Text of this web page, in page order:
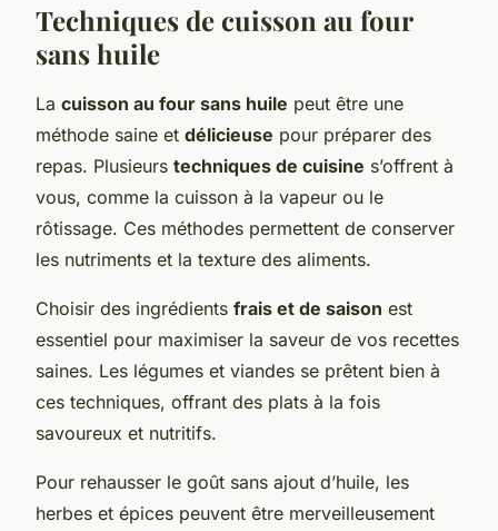
Techniques de cuisson au four
sans huile
La cuisson au four sans huile peut être une
méthode saine et délicieuse pour préparer des
repas. Plusieurs techniques de cuisine s’offrent à
vous, comme la cuisson à la vapeur ou le
rôtissage. Ces méthodes permettent de conserver
les nutriments et la texture des aliments.
Choisir des ingrédients frais et de saison est
essentiel pour maximiser la saveur de vos recettes
saines. Les légumes et viandes se prêtent bien à
ces techniques, offrant des plats à la fois
savoureux et nutritifs.
Pour rehausser le goût sans ajout d’huile, les
herbes et épices peuvent être merveilleusement